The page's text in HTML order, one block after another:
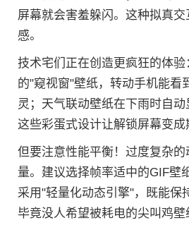
屏幕就会害羞躲闪。这种拟真
感。
技术宅们正在创造更疯狂的体验
的"窥视窗"壁纸，转动手机能看
灵；天气联动壁纸在下雨时自动
这些彩蛋式设计让解锁屏幕变成
但要注意性能平衡！过度复杂
量。建议选择帧率适中的GIF壁
采用"轻量化动态引擎"，既能保
毕竟没人希望被耗电的尖叫鸡壁